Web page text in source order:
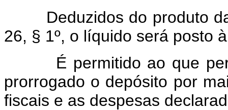
Deduzidos do produto da
26, § 1º, o líquido será posto
É permitido ao que
prorrogado o depósito por
fiscais e as despesas